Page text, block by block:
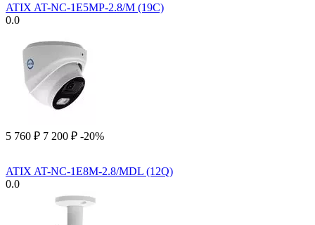
ATIX AT-NC-1E5MP-2.8/M (19C)
0.0
5 760 ₽ 7 200 ₽ -20%
ATIX AT-NC-1E8M-2.8/MDL (12Q)
0.0